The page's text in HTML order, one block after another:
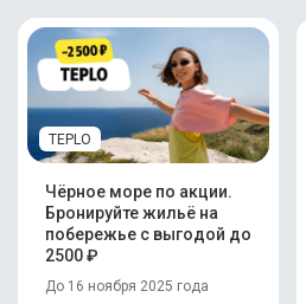
TEPLO
Чёрное море по акции.
Бронируйте жильё на
побережье с выгодой до
2500 ₽
До 16 ноября 2025 года